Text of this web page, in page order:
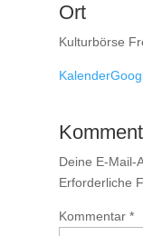
Ort
Kulturbörse
Kalender
Deine E-Mail-
Erforderliche
Kommentar *